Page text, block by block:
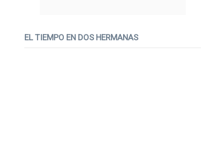
EL TIEMPO EN DOS HERMANAS